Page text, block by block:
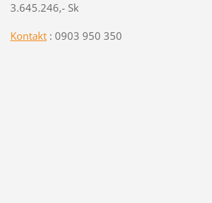
3.645.246,- Sk
Kontakt: 0903 950 350